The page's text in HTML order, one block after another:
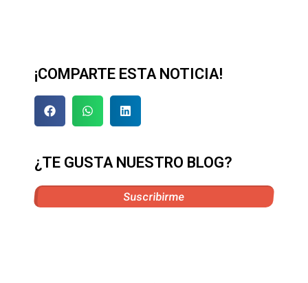
¡COMPARTE ESTA NOTICIA!
¿TE GUSTA NUESTRO BLOG?
Suscribirme